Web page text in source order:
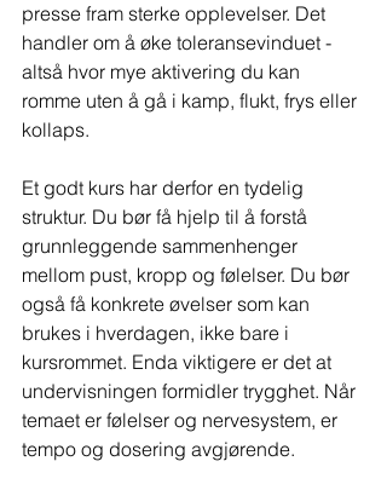
presse fram sterke opplevelser. Det
handler om å øke toleransevinduet -
altså hvor mye aktivering du kan
romme uten å gå i kamp, flukt, frys eller
kollaps.
Et godt kurs har derfor en tydelig
struktur. Du bør få hjelp til å forstå
grunnleggende sammenhenger
mellom pust, kropp og følelser. Du bør
også få konkrete øvelser som kan
brukes i hverdagen, ikke bare i
kursrommet. Enda viktigere er det at
undervisningen formidler trygghet. Når
temaet er følelser og nervesystem, er
tempo og dosering avgjørende.